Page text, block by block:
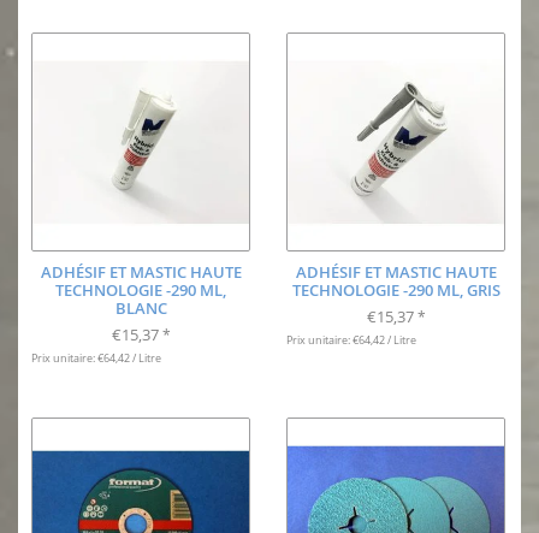
ADHÉSIF ET MASTIC HAUTE
TECHNOLOGIE -290 ML,
BLANC
€15,37 *
Prix unitaire: €64,42 / Litre
ADHÉSIF ET MASTIC HAUTE
TECHNOLOGIE -290 ML, GRIS
€15,37 *
Prix unitaire: €64,42 / Litre